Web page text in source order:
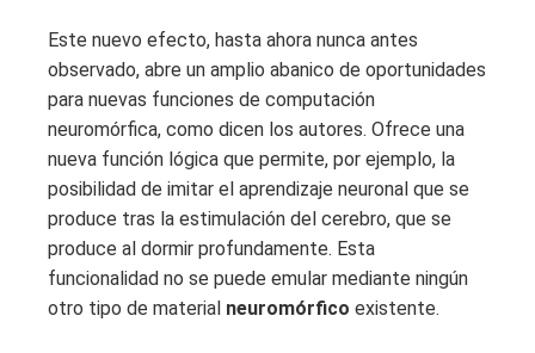
Este nuevo efecto, hasta ahora nunca antes
observado, abre un amplio abanico de oportunidades
para nuevas funciones de computación
neuromórfica, como dicen los autores. Ofrece una
nueva función lógica que permite, por ejemplo, la
posibilidad de imitar el aprendizaje neuronal que se
produce tras la estimulación del cerebro, que se
produce al dormir profundamente. Esta
funcionalidad no se puede emular mediante ningún
otro tipo de material neuromórfico existente.